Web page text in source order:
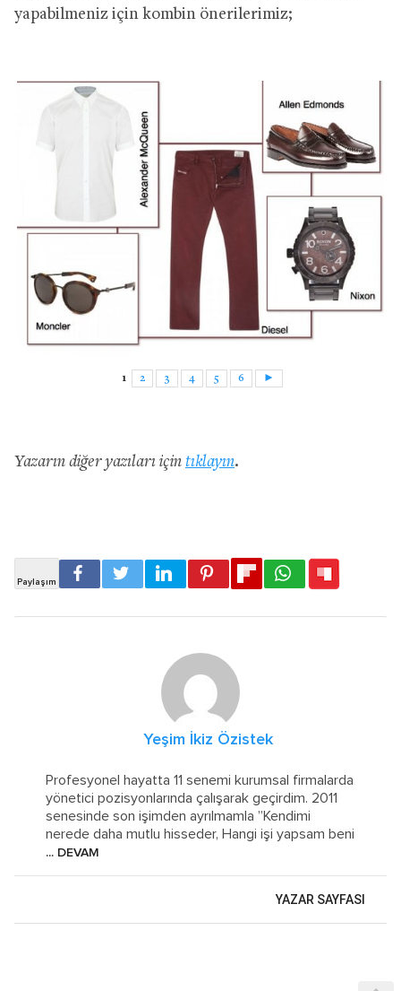
yapabilmeniz için kombin önerilerimiz;
1 2 3 4 5 6 ►
Yazarın diğer yazıları için tıklayın.
Yeşim İkiz Özistek
Profesyonel hayatta 11 senemi kurumsal firmalarda
yönetici pozisyonlarında çalışarak geçirdim. 2011
senesinde son işimden ayrılmamla ”Kendimi
nerede daha mutlu hisseder, Hangi işi yapsam beni
... DEVAM
YAZAR SAYFASI